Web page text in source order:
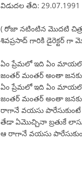
విడుదల తేది: 29.07.1991
( రోజా నటింటిన మొదటి
శివప్రసాద్ గారికి డైరెక్టర్
ఏం ప్రేమలో ఇది ఏం
జంతర్ మంతర్ అంతా
ఏం ప్రేమలో ఇది ఏం
జంతర్ మంతర్ అంతా
రాగానే వయసు
తేడా ఏమొచ్చినా బ్రతుకే
ఆ రాగానే వయసు